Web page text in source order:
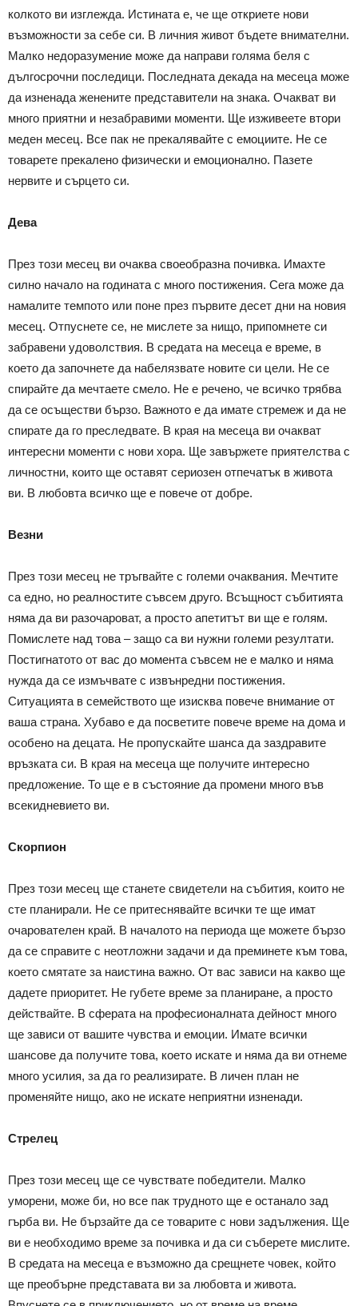
колкото ви изглежда. Истината е, че ще откриете нови
възможности за себе си. В личния живот бъдете внимателни.
Малко недоразумение може да направи голяма беля с
дългосрочни последици. Последната декада на месеца може
да изненада женените представители на знака. Очакват ви
много приятни и незабравими моменти. Ще изживеете втори
меден месец. Все пак не прекалявайте с емоциите. Не се
товарете прекалено физически и емоционално. Пазете
нервите и сърцето си.
Дева
През този месец ви очаква своеобразна почивка. Имахте
силно начало на годината с много постижения. Сега може да
намалите темпото или поне през първите десет дни на новия
месец. Отпуснете се, не мислете за нищо, припомнете си
забравени удоволствия. В средата на месеца е време, в
което да започнете да набелязвате новите си цели. Не се
спирайте да мечтаете смело. Не е речено, че всичко трябва
да се осъществи бързо. Важното е да имате стремеж и да не
спирате да го преследвате. В края на месеца ви очакват
интересни моменти с нови хора. Ще завържете приятелства с
личностни, които ще оставят сериозен отпечатък в живота
ви. В любовта всичко ще е повече от добре.
Везни
През този месец не тръгвайте с големи очаквания. Мечтите
са едно, но реалностите съвсем друго. Всъщност събитията
няма да ви разочароват, а просто апетитът ви ще е голям.
Помислете над това – защо са ви нужни големи резултати.
Постигнатото от вас до момента съвсем не е малко и няма
нужда да се измъчвате с извънредни постижения.
Ситуацията в семейството ще изисква повече внимание от
ваша страна. Хубаво е да посветите повече време на дома и
особено на децата. Не пропускайте шанса да заздравите
връзката си. В края на месеца ще получите интересно
предложение. То ще е в състояние да промени много във
всекидневието ви.
Скорпион
През този месец ще станете свидетели на събития, които не
сте планирали. Не се притеснявайте всички те ще имат
очарователен край. В началото на периода ще можете бързо
да се справите с неотложни задачи и да преминете към това,
което смятате за наистина важно. От вас зависи на какво ще
дадете приоритет. Не губете време за планиране, а просто
действайте. В сферата на професионалната дейност много
ще зависи от вашите чувства и емоции. Имате всички
шансове да получите това, което искате и няма да ви отнеме
много усилия, за да го реализирате. В личен план не
променяйте нищо, ако не искате неприятни изненади.
Стрелец
През този месец ще се чувствате победители. Малко
уморени, може би, но все пак трудното ще е останало зад
гърба ви. Не бързайте да се товарите с нови задължения. Ще
ви е необходимо време за почивка и да си съберете мислите.
В средата на месеца е възможно да срещнете човек, който
ще преобърне представата ви за любовта и живота.